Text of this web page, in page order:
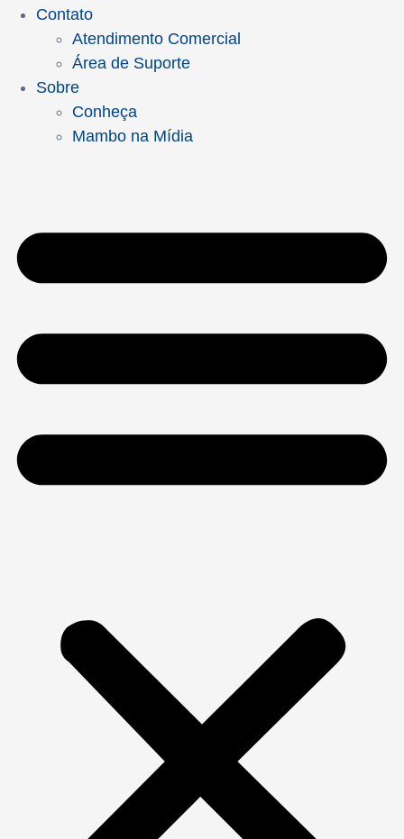
Contato
Atendimento Comercial
Área de Suporte
Sobre
Conheça
Mambo na Mídia